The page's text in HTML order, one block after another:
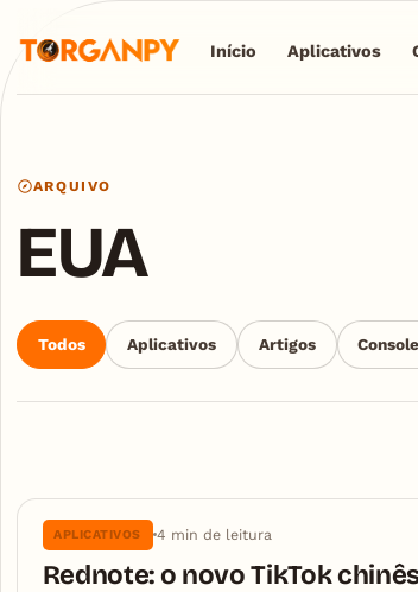
Início Aplicativos
ARQUIVO
EUA
Todos Aplicativos Artigos
Articles
APLICATIVOS 4 min de leitura
Rednote: o novo TikTok